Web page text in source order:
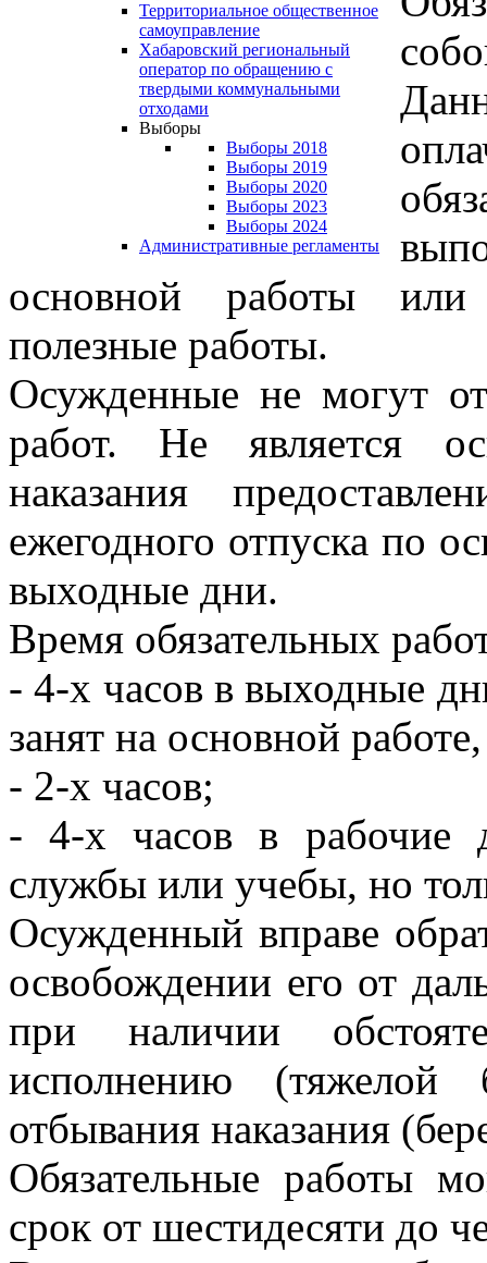
Территориальное общественное
самоуправление
Хабаровский региональный
оператор по обращению с
твердыми коммунальными
отходами
Выборы
Выборы 2018
Выборы 2019
Выборы 2020
Выборы 2023
Выборы 2024
Административные регламенты
основной работы
полезные работы.
Осужденные не могут
работ. Не является
наказания
ежегодного отпуска по
выходные дни.
Время обязательных
- 4-х часов в выходные
занят на основной
- 2-х часов;
- 4-х часов в рабочие
службы или учебы, но
Осужденный вправе
освобождении его от
при наличии
исполнению (тяжелой
отбывания наказания
Обязательные работы
срок от шестидесяти до